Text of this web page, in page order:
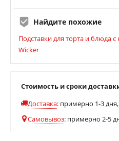
Найдите похожие
Подставки для торта и блюда
Wicker
Стоимость и сроки
Доставка: примерно 1-3
Самовывоз: примерно 2-5